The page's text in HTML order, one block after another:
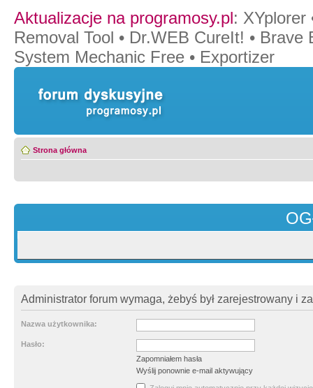
Aktualizacje na programosy.pl: XYplorer
Removal Tool • Dr.WEB CureIt! • Brave
System Mechanic Free • Exportizer
Strona główna
Administrator forum wymaga, żebyś był zarejestrowany i
Nazwa użytkownika:
Hasło:
Zapomniałem hasła
Wyślij ponownie e-mail aktywujący